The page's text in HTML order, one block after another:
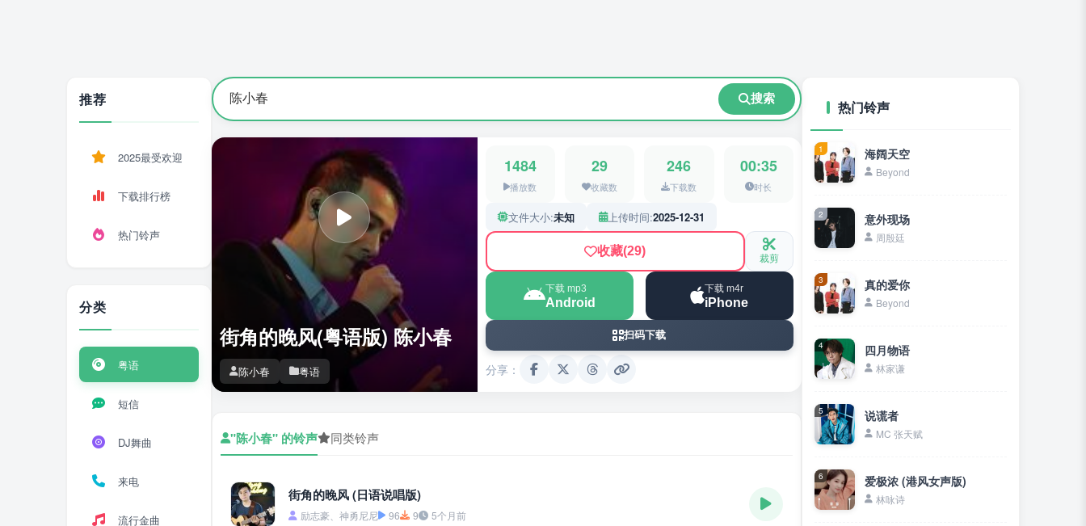
推荐
2025最受欢迎
下载排行榜
热门铃声
分类
粤语
短信
DJ舞曲
来电
流行金曲
搜索
街角的晚风(粤语版) 陈小春
陈小春 粤语
1484
播放数
29
收藏数
246
下载数
00:35
时长
文件大小:未知 上传时间:2025-12-31
收藏(29) 裁剪
下载 mp3
Android
下载 m4r
iPhone
扫码下载
分享：
"陈小春" 的铃声 同类铃声
街角的晚风 (日语说唱版)
励志豪、神勇尼尼 96 9 5个月前
热门铃声
1 海阔天空
Beyond
2 意外现场
周殷廷
3 真的爱你
Beyond
4 四月物语
林家谦
5 说谎者
MC 张天赋
6 爱极浓 (港风女声版)
林咏诗